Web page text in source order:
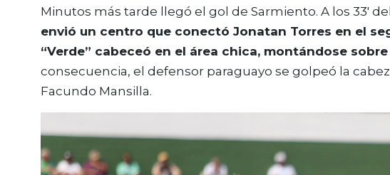
Minutos más tarde llegó el gol de Sarmiento. A los 33′
envió un centro que conectó Jonatan Torres en el
“Verde” cabeceó en el área chica, montándose
consecuencia, el defensor paraguayo se golpeó la
Facundo Mansilla.